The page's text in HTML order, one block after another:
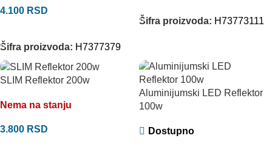
4.100 RSD
Šifra proizvoda: H7377379
Šifra proizvoda: H73773111
SLIM Reflektor 200w
Nema na stanju
3.800 RSD
Aluminijumski LED Reflektor
100w
Dostupno